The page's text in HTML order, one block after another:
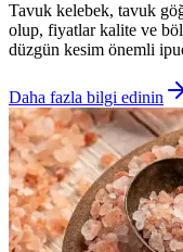
Tavuk kelebek, tavuk
olup, fiyatlar kalite ve
düzgün kesim önemli
Daha fazla bilgi edinin